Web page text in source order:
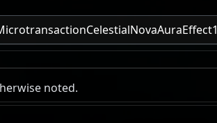
noted.